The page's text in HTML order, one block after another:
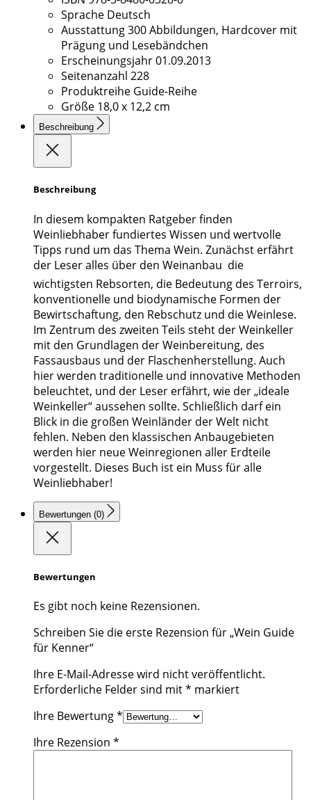
Sprache Deutsch
Ausstattung300 Abbildungen, Hardcover mit
Prägung und Lesebändchen
Erscheinungsjahr01.09.2013
Seitenanzahl 228
Produktreihe Guide-Reihe
Größe 18,0 x 12,2 cm
Beschreibung
Beschreibung
In diesem kompakten Ratgeber finden
Weinliebhaber fundiertes Wissen und wertvolle
Tipps rund um das Thema Wein. Zunächst erfährt
der Leser alles über den Weinanbau  die
wichtigsten Rebsorten, die Bedeutung des Terroirs,
konventionelle und biodynamische Formen der
Bewirtschaftung, den Rebschutz und die Weinlese.
Im Zentrum des zweiten Teils steht der Weinkeller
mit den Grundlagen der Weinbereitung, des
Fassausbaus und der Flaschenherstellung. Auch
hier werden traditionelle und innovative Methoden
beleuchtet, und der Leser erfährt, wie der „ideale
Weinkeller“ aussehen sollte. Schließlich darf ein
Blick in die großen Weinländer der Welt nicht
fehlen. Neben den klassischen Anbaugebieten
werden hier neue Weinregionen aller Erdteile
vorgestellt. Dieses Buch ist ein Muss für alle
Weinliebhaber!
Bewertungen (0)
Bewertungen
Es gibt noch keine Rezensionen.
Schreiben Sie die erste Rezension für „Wein Guide
für Kenner“
Ihre E-Mail-Adresse wird nicht veröffentlicht.
Erforderliche Felder sind mit* markiert
Ihre Bewertung*
Ihre Rezension *